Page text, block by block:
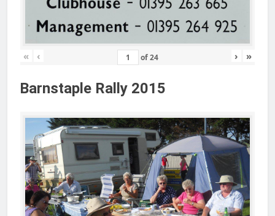
« ‹ of24 › »
Barnstaple Rally 2015